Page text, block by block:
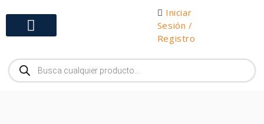
Iniciar
Sesión /
Registro